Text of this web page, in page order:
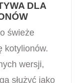
DLA
świeże
kotylionów.
wersji,
służyć jako